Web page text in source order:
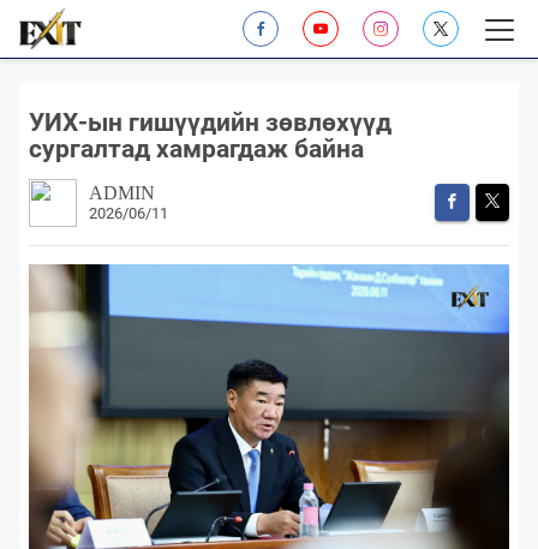
​УИХ-ын гишүүдийн зөвлөхүүд
сургалтад хамрагдаж байна
ADMIN
2026/06/11